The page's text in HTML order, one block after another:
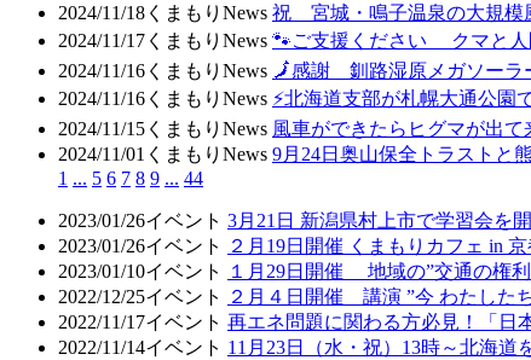
2024/11/18 くまもりNews 祝 宮城・鳴子温泉の大規模
2024/11/17 くまもりNews 🐾ご支援ください クマと人
2024/11/16 くまもりNews 🗾感謝 釧路湿原メガソーラ
2024/11/16 くまもりNews ⚡北海道支部が札幌大通公園
2024/11/15 くまもりNews 風車ができたらヒグマが出
2024/11/01 くまもりNews 9月24日奥山保全トラストと
1 ... 5 6 7 8 9 ... 44
2023/01/26イベント 3月21日 新潟県村上市で学習会を開
2023/01/26イベント
２月19日開催 くまもりカフェ in
2023/01/10イベント
１月29日開催 地域の”交通の権
2022/12/25イベント
２月４日開催 講演 ”今 わたした
2022/11/17イベント 再エネ問題に関わる方必見！「
2022/11/14イベント 11月23日（水・祝）13時～北海道